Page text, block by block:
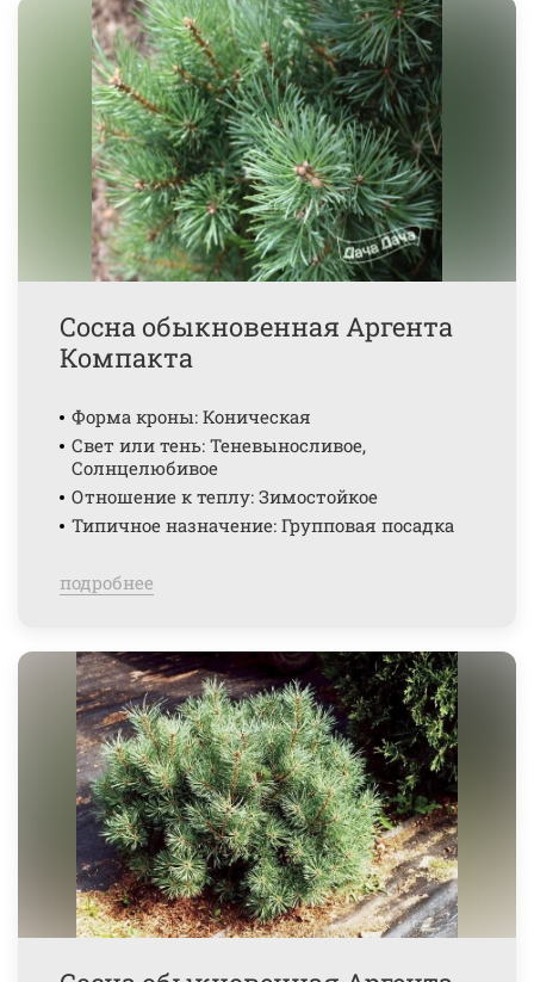
Сосна обыкновенная Аргента
Компакта
Форма кроны: Коническая
Свет или тень: Теневыносливое,
Солнцелюбивое
Отношение к теплу: Зимостойкое
Типичное назначение: Групповая посадка
подробнее